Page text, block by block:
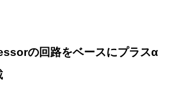
の回路をベースにプラスα